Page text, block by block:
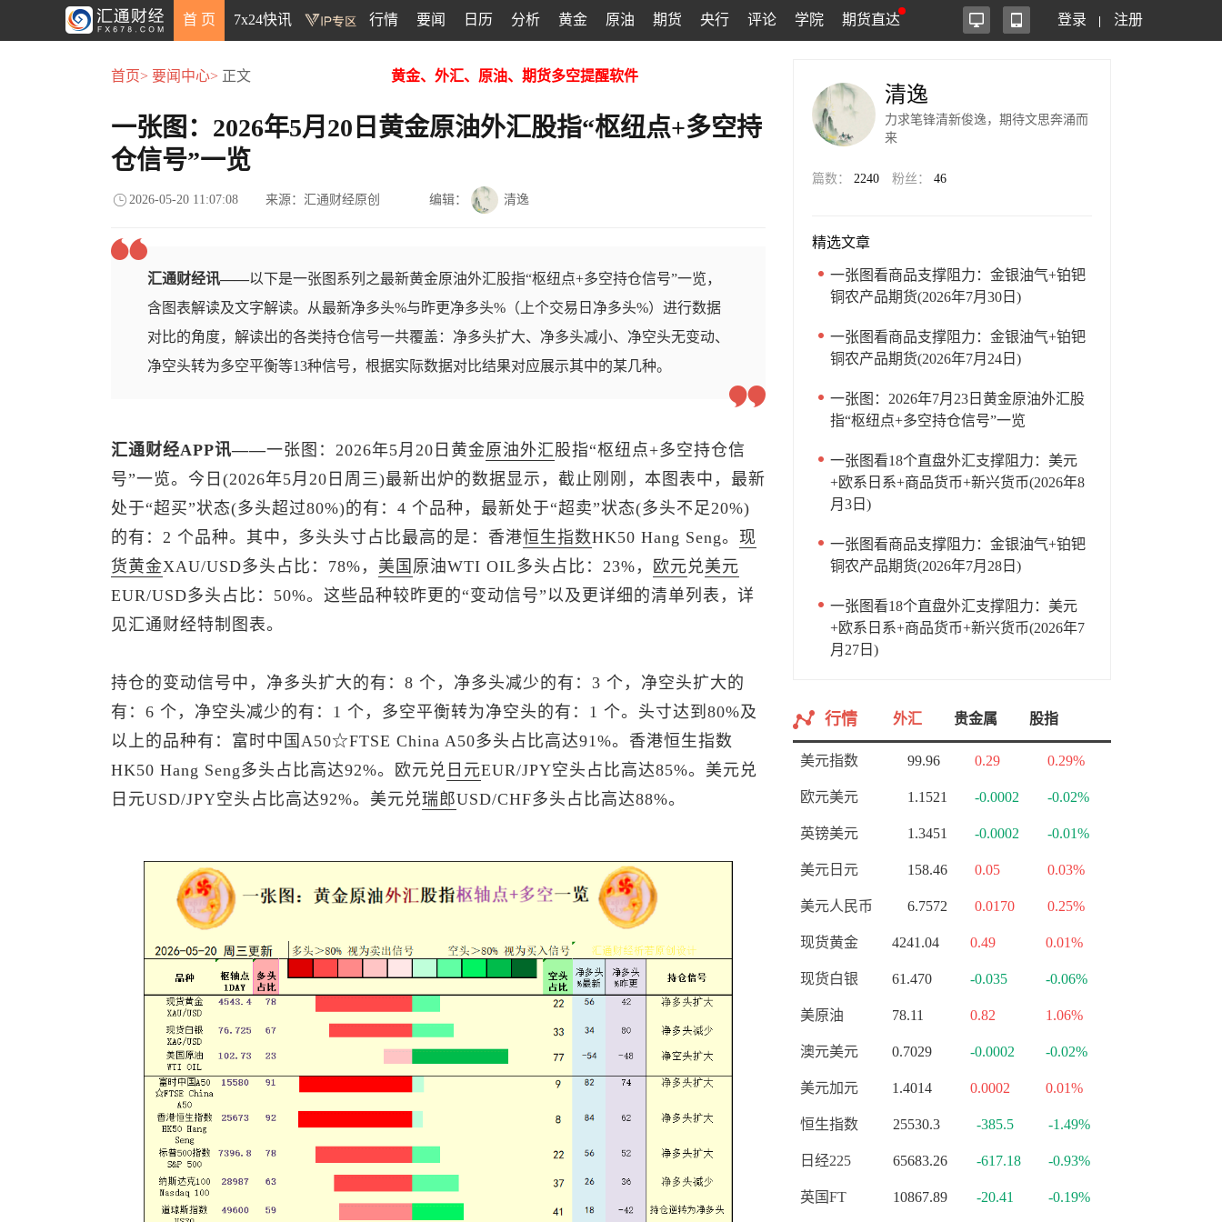
首 页 7x24快讯 行情 要闻 日历 分析 黄金 原油 期货 央行 评论 学院 期货直达 登录 注册
首页> 要闻中心> 正文 黄金、外汇、原油、期货多空提醒软件
一张图：2026年5月20日黄金原油外汇股指“枢纽点+多空持
仓信号”一览
2026-05-20 11:07:08 来源：汇通财经原创 编辑： 清逸
汇通财经讯——以下是一张图系列之最新黄金原油外汇股指“枢纽点+多空持仓信号”一览，
含图表解读及文字解读。从最新净多头%与昨更净多头%（上个交易日净多头%）进行数据
对比的角度，解读出的各类持仓信号一共覆盖：净多头扩大、净多头减小、净空头无变动、
净空头转为多空平衡等13种信号，根据实际数据对比结果对应展示其中的某几种。
汇通财经APP讯——一张图：2026年5月20日黄金原油外汇股指“枢纽点+多空持仓信
号”一览。今日(2026年5月20日周三)最新出炉的数据显示，截止刚刚，本图表中，最新
处于“超买”状态(多头超过80%)的有：4 个品种，最新处于“超卖”状态(多头不足20%)
的有：2 个品种。其中，多头头寸占比最高的是：香港恒生指数HK50 Hang Seng。 现
货黄金XAU/USD多头占比：78%， 美国 原油WTI OIL多头占比：23%， 欧元兑美元
EUR/USD多头占比：50%。这些品种较昨更的“变动信号”以及更详细的清单列表，详
见汇通财经特制图表。
持仓的变动信号中，净多头扩大的有：8 个，净多头减少的有：3 个，净空头扩大的
有：6 个，净空头减少的有：1 个，多空平衡转为净空头的有：1 个。头寸达到80%及
以上的品种有：富时中国A50☆FTSE China A50多头占比高达91%。香港恒生指数
HK50 Hang Seng多头占比高达92%。欧元兑 日元EUR/JPY空头占比高达85%。 美元兑
日元USD/JPY空头占比高达92%。 美元兑瑞郎USD/CHF多头占比高达88%。
清逸
力求笔锋清新俊逸，期待文思奔涌而
来
篇数： 2240 粉丝： 46
精选文章
一张图看商品支撑阻力：金银油气+铂钯
铜农产品期货(2026年7月30日)
一张图看商品支撑阻力：金银油气+铂钯
铜农产品期货(2026年7月24日)
一张图：2026年7月23日黄金原油外汇股
指“枢纽点+多空持仓信号”一览
一张图看18个直盘外汇支撑阻力：美元
+欧系日系+商品货币+新兴货币(2026年8
月3日)
一张图看商品支撑阻力：金银油气+铂钯
铜农产品期货(2026年7月28日)
一张图看18个直盘外汇支撑阻力：美元
+欧系日系+商品货币+新兴货币(2026年7
月27日)
行情 外汇 贵金属 股指
美元指数 99.96 0.29 0.29%
欧元美元 1.1521 -0.0002 -0.02%
英镑美元 1.3451 -0.0002 -0.01%
美元日元 158.46 0.05 0.03%
美元人民币 6.7572 0.0170 0.25%
现货黄金 4241.04 0.49 0.01%
现货白银 61.470 -0.035 -0.06%
美原油 78.11 0.82 1.06%
澳元美元 0.7029 -0.0002 -0.02%
美元加元 1.4014 0.0002 0.01%
恒生指数 25530.3 -385.5 -1.49%
日经225 65683.26 -617.18 -0.93%
英国FT 10867.89 -20.41 -0.19%